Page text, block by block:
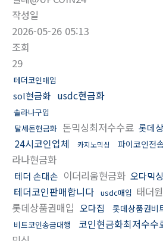
작성일
2026-05-26 05:13
조회
29
테더코인매입
sol현금화 usdc현금화
솔라나구입
탈세돈현금화 돈믹싱최저수수료 롯데
24시코인업체 카지노믹싱 파이코인전
라나현금화
테더 손대손 이더리움현금화 오다믹싱
테더코인판매합니다 usdc매입 태더
롯데상품권매입 오다집 롯데상품권비
비트코인송금대행 코인현금화최저수수